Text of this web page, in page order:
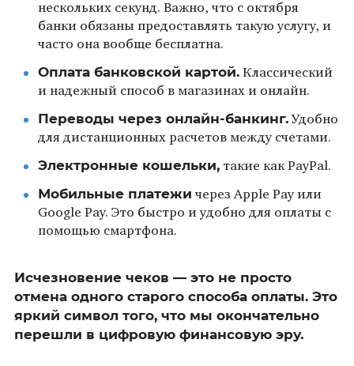
нескольких секунд. Важно, что с октября
банки обязаны предоставлять такую услугу, и
часто она вообще бесплатна.
Оплата банковской картой.Классический
и надежный способ в магазинах и онлайн.
Переводы через онлайн-банкинг.Удобно
для дистанционных расчетов между счетами.
Электронные кошельки,такие как PayPal.
Мобильные платежи через Apple Pay или
Google Pay. Это быстро и удобно для оплаты с
помощью смартфона.
Исчезновение чеков — это не просто
отмена одного старого способа оплаты. Это
яркий символ того, что мы окончательно
перешли в цифровую финансовую эру.